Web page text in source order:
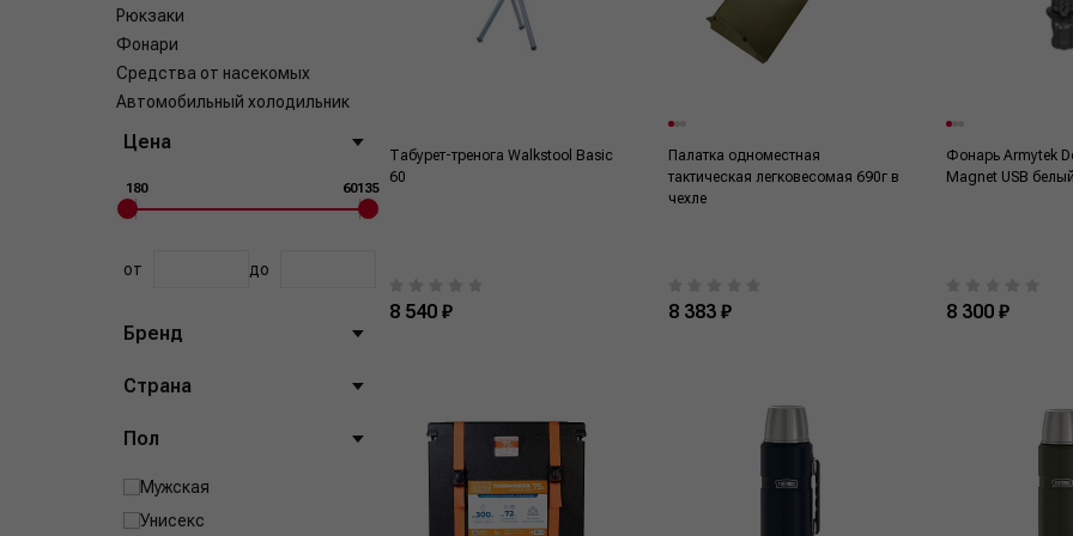
Рюкзаки
Фонари
Средства от насекомых
Автомобильный холодильник
Цена
180 60135
от до
Бренд
Страна
Пол
Мужская
Унисекс
Табурет-тренога Walkstool Basic
60
8 540 ₽
Палатка одноместная
тактическая легковесомая 690г в
чехле
8 383 ₽
Фонарь Armytek
Magnet USB
8 300 ₽